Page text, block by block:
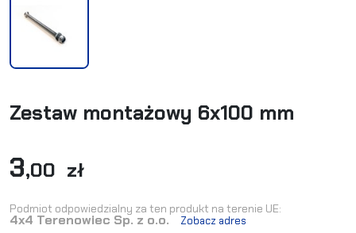
Zestaw montażowy 6x100 mm
3,00 zł
Podmiot odpowiedzialny za ten produkt na terenie UE:
4x4 Terenowiec Sp. z o.o. Zobacz adres